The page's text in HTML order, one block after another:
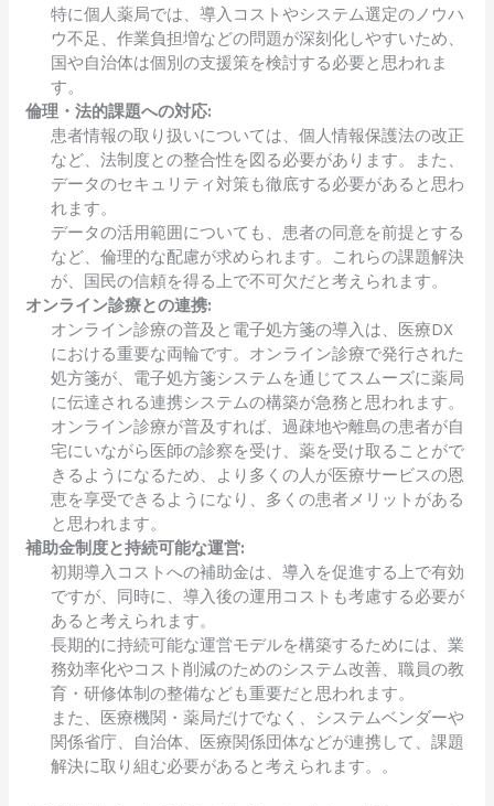
特に個人薬局では、導入コストやシステム選定のノウハ
ウ不足、作業負担増などの問題が深刻化しやすいため、
国や自治体は個別の支援策を検討する必要と思われま
す。
倫理・法的課題への対応:
患者情報の取り扱いについては、個人情報保護法の改正
など、法制度との整合性を図る必要があります。また、
データのセキュリティ対策も徹底する必要があると思わ
れます。
データの活用範囲についても、患者の同意を前提とする
など、倫理的な配慮が求められます。これらの課題解決
が、国民の信頼を得る上で不可欠だと考えられます。
オンライン診療との連携:
オンライン診療の普及と電子処方箋の導入は、医療DX
における重要な両輪です。オンライン診療で発行された
処方箋が、電子処方箋システムを通じてスムーズに薬局
に伝達される連携システムの構築が急務と思われます。
オンライン診療が普及すれば、過疎地や離島の患者が自
宅にいながら医師の診察を受け、薬を受け取ることがで
きるようになるため、より多くの人が医療サービスの恩
恵を享受できるようになり、多くの患者メリットがある
と思われます。
補助金制度と持続可能な運営:
初期導入コストへの補助金は、導入を促進する上で有効
ですが、同時に、導入後の運用コストも考慮する必要が
あると考えられます。
長期的に持続可能な運営モデルを構築するためには、業
務効率化やコスト削減のためのシステム改善、職員の教
育・研修体制の整備なども重要だと思われます。
また、医療機関・薬局だけでなく、システムベンダーや
関係省庁、自治体、医療関係団体などが連携して、課題
解決に取り組む必要があると考えられます。。